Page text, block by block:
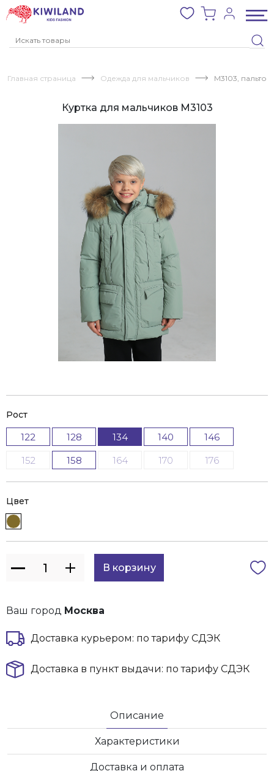
Главная страница Одежда для мальчиков M3103, пальто,
Куртка для мальчиков M3103
Рост
122 128 134 140
146
152
158 164 170 176
Цвет
Ваш город Москва
Доставка курьером: по тарифу СДЭК
Доставка в пункт выдачи: по тарифу СДЭК
Описание
Характеристики
Доставка и оплата